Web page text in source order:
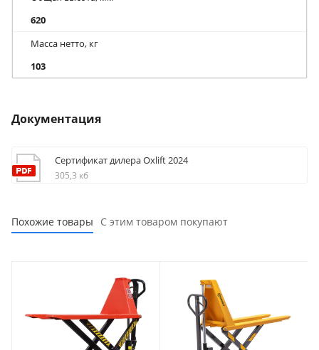
620
Масса нетто, кг
103
Документация
Сертификат дилера Oxlift 2024
305,3 кб
Похожие товары С этим товаром покупают